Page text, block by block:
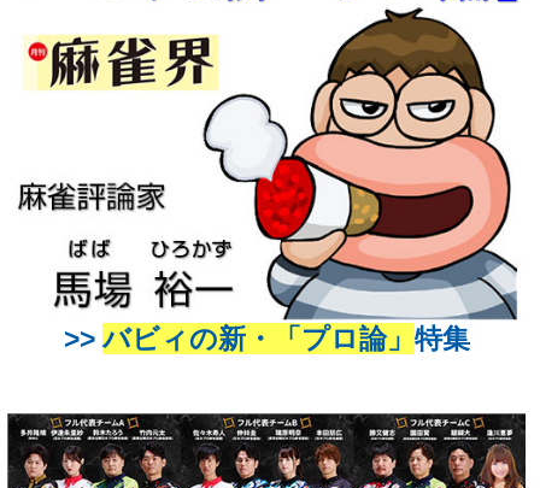
>>バビィの新・「プロ論」 特集